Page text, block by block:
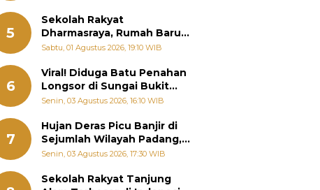
Jepang
5
Sekolah Rakyat
Dharmasraya, Rumah Baru
268 Anak Menggapai Mimpi
Kemiskinan
Sabtu, 01 Agustus 2026, 19:10 WIB
6
Viral! Diduga Batu Penahan
Longsor di Sungai Bukit
Nago Padang Diambil, Warga
Senin, 03 Agustus 2026, 16:10 WIB
7
Hujan Deras Picu Banjir di
Sejumlah Wilayah Padang,
Fadly Amran Perintahkan
Senin, 03 Agustus 2026, 17:30 WIB
Sekolah Rakyat Tanjung